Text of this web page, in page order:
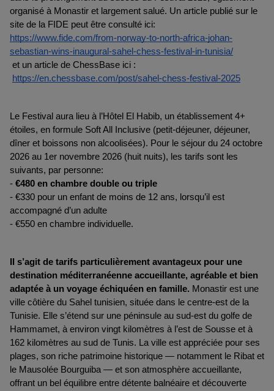
organisé à Monastir et largement salué. Un article publié sur le
site de la FIDE peut être consulté ici:
https://www.fide.com/from-norway-to-north-africa-johan-
sebastian-wins-inaugural-sahel-chess-festival-in-tunisia/
et un article de ChessBase ici :
https://en.chessbase.com/post/sahel-chess-festival-2025
Le Festival aura lieu à l’Hôtel El Habib, un établissement 4+
étoiles, en formule Soft All Inclusive (petit-déjeuner, déjeuner,
dîner et boissons non alcoolisées). Pour le séjour du 24 octobre
2026 au 1er novembre 2026 (huit nuits), les tarifs sont les
suivants, par personne:
- €480 en chambre double ou triple
- €330 pour un enfant de moins de 12 ans, lorsqu’il est
accompagné d’un adulte
- €550 en chambre individuelle.
Il s’agit de tarifs particulièrement avantageux pour une
destination méditerranéenne accueillante, agréable et bien
adaptée à un voyage échiquéen en famille. Monastir est une
ville côtière du Sahel tunisien, située dans le centre-est de la
Tunisie. Elle s’étend sur une péninsule au sud-est du golfe de
Hammamet, à environ vingt kilomètres à l’est de Sousse et à
162 kilomètres au sud de Tunis. La ville est appréciée pour ses
plages, son riche patrimoine historique — notamment le Ribat et
le Mausolée Bourguiba — et son atmosphère accueillante,
offrant un bel équilibre entre détente balnéaire et découverte